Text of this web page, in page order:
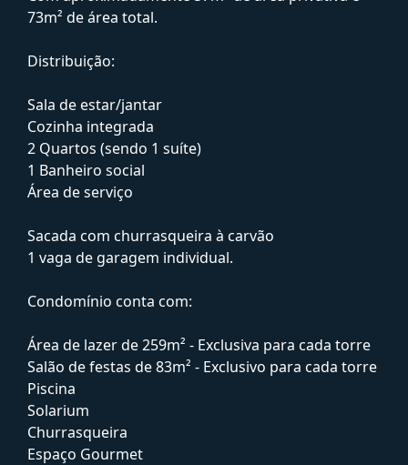
73m² de área total.
Distribuição:
Sala de estar/jantar
Cozinha integrada
2 Quartos (sendo 1 suíte)
1 Banheiro social
Área de serviço
Sacada com churrasqueira à carvão
1 vaga de garagem individual.
Condomínio conta com:
Área de lazer de 259m² - Exclusiva para cada torre
Salão de festas de 83m² - Exclusivo para cada torre
Piscina
Solarium
Churrasqueira
Espaço Gourmet